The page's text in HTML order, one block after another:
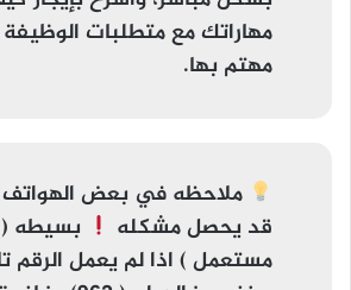
مهاراتك مع متطلبات الوظيفة
مهتم بها.
ملاحظهفي بعض الهواتف
قد يحصل مشكله
بسيطه (
مستعمل ) اذا لم يعمل الرقم